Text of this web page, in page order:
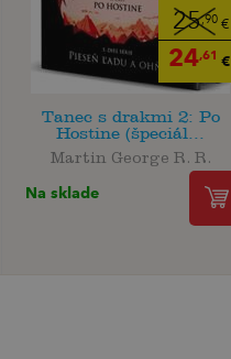
25,90€
24,61 €
Tanec s drakmi 2: Po
Hostine (špeciál...
Martin George R. R.
Na sklade